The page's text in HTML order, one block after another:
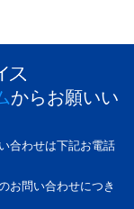
からお願いい
合わせは下記お電話
お問い合わせにつき